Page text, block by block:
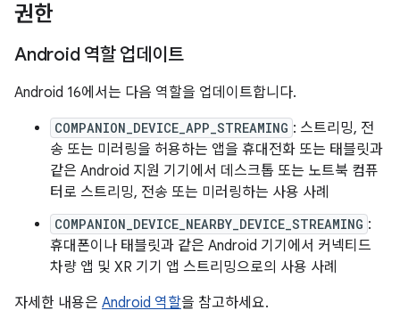
권한
Android 역할 업데이트
Android 16에서는 다음 역할을 업데이트합니다.
COMPANION_DEVICE_APP_STREAMING : 스트리밍, 전
송 또는 미러링을 허용하는 앱을 휴대전화 또는 태블릿과
같은 Android 지원 기기에서 데스크톱 또는 노트북 컴퓨
터로 스트리밍, 전송 또는 미러링하는 사용 사례
COMPANION_DEVICE_NEARBY_DEVICE_STREAMING :
휴대폰이나 태블릿과 같은 Android 기기에서 커넥티드
차량 앱 및 XR 기기 앱 스트리밍으로의 사용 사례
자세한 내용은 Android 역할을 참고하세요.